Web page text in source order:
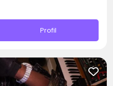
Profil